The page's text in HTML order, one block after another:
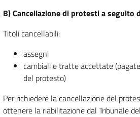
B) Cancellazione di protesti a seguito
Titoli cancellabili:
assegni
cambiali e tratte accettate
del protesto)
Per richiedere la cancellazione del
ottenere la riabilitazione dal Tribunale